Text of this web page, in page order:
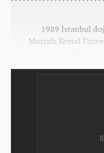
1989 İstanbul
Mustafa Kemal
Yayıncılığı
Öner, şu anda